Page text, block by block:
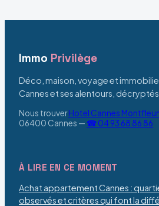
Immo Privilège
Déco, maison, voyage et
Cannes et ses alentours,
Nous trouverHotel Cannes
06400 Cannes — ☎ 04 93 68 86 86
À LIRE EN CE MOMENT
Achat appartement Cannes :
observés et critères qui font la